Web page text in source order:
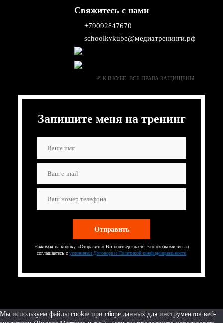
Свяжитесь с нами
+79092847670
schoolkvkube@медиатренинги.рф
© К В КУБЕ. ВСЕ ПРАВА ЗАЩИЩЕНЫ
Запишите меня на тренинг
Нажимая на кнопку «Отправить» Вы подтверждаете, что ознакомились и
соглашаетесь с условиями Договора и Политикой конфиденциальности
Мы используем файлы cookie при сборе данных для инструментов веб-